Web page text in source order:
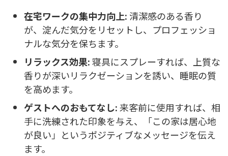
在宅ワークの集中力向上: 清潔感のある香り
が、淀んだ気分をリセットし、プロフェッショ
ナルな気分を保ちます。
リラックス効果:寝具にスプレーすれば、上質な
香りが深いリラクゼーションを誘い、睡眠の質
を高めます。
ゲストへのおもてなし:来客前に使用すれば、相
手に洗練された印象を与え、「この家は居心地
が良い」というポジティブなメッセージを伝え
ます。